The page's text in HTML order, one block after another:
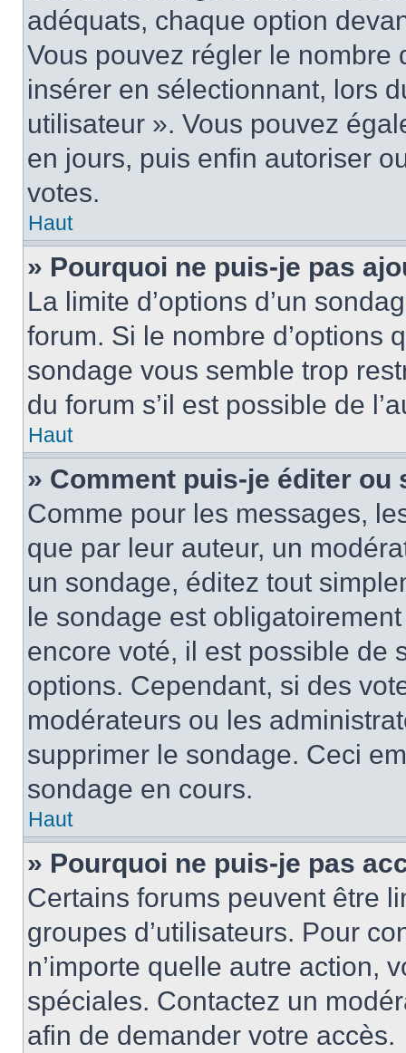
adéquats, chaque option
Vous pouvez régler le nombre
insérer en sélectionnant, lors
utilisateur ». Vous pouvez
en jours, puis enfin autoriser
votes.
Haut
» Pourquoi ne puis-je pas
La limite d’options d’un
forum. Si le nombre d’options
sondage vous semble trop
du forum s’il est possible de
Haut
» Comment puis-je éditer ou
Comme pour les messages,
que par leur auteur, un
un sondage, éditez tout
le sondage est
encore voté, il est possible de
options. Cependant, si des
modérateurs ou les
supprimer le sondage. Ceci
sondage en cours.
Haut
» Pourquoi ne puis-je pas
Certains forums peuvent être
groupes d’utilisateurs. Pour
n’importe quelle autre action,
spéciales. Contactez un
afin de demander votre accès.